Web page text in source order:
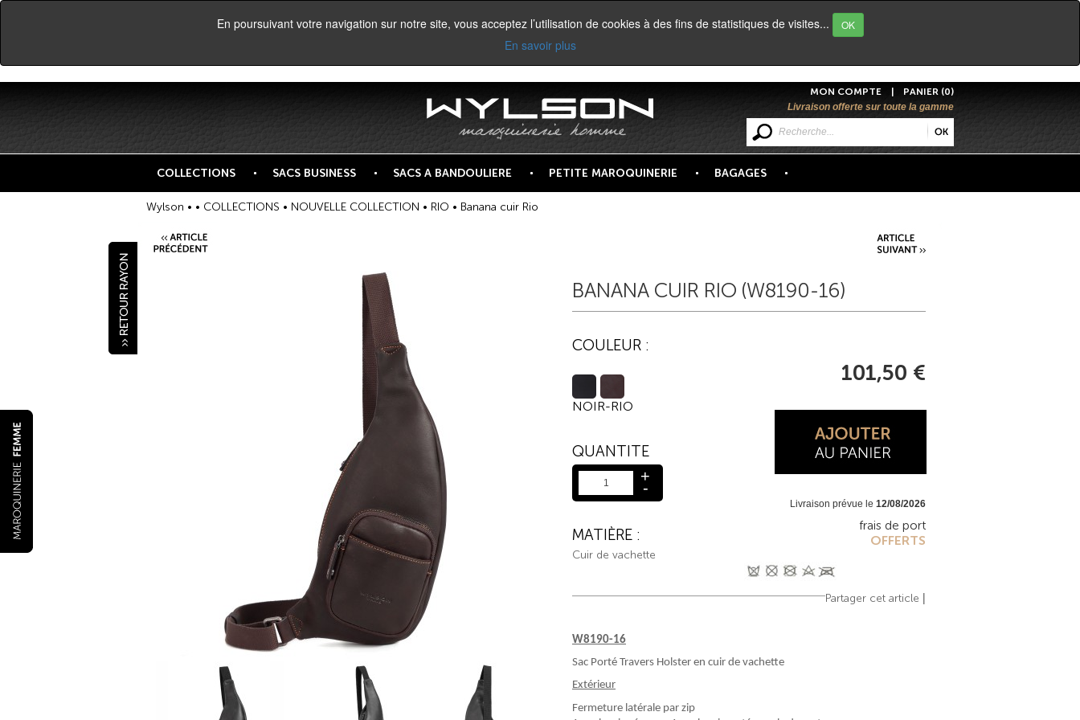
En poursuivant votre navigation sur notre site, vous acceptez l’utilisation de cookies à des fins de statistiques de visites... OK
En savoir plus
MON COMPTE
PANIER (0)
Livraison offerte sur toute la gamme
COLLECTIONS SACS BUSINESS SACS A BANDOULIERE PETITE MAROQUINERIE BAGAGES
Wylson • • COLLECTIONS • NOUVELLE COLLECTION • RIO • Banana cuir Rio
BANANA CUIR RIO (W8190-16)
COULEUR :
NOIR-RIO
QUANTITE
+
-
MATIÈRE :
Cuir de vachette
101,50 €
Livraison prévue le 12/08/2026
frais de port
OFFERTS
Partager cet article |
W8190-16
Sac Porté Travers Holster en cuir de vachette
Extérieur
Fermeture latérale par zip